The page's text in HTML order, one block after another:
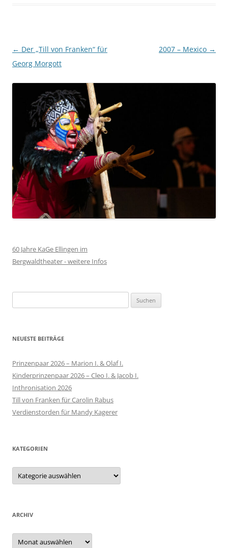
Beitragsnavigation
← Der „Till von Franken“ für
Georg Morgott
2007 – Mexico →
60 Jahre KaGe Ellingen im
Bergwaldtheater - weitere Infos
nach:
NEUESTE BEITRÄGE
Prinzenpaar 2026 – Marion I. & Olaf I.
Kinderprinzenpaar 2026 – Cleo I. & Jacob I.
Inthronisation 2026
Till von Franken für Carolin Rabus
Verdienstorden für Mandy Kagerer
KATEGORIEN
Kategorien
ARCHIV
Archiv